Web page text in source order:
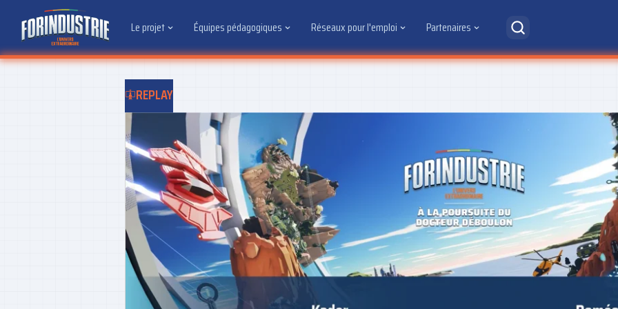
Le projet Équipes pédagogiques Réseaux pour l'emploi Partenaires
REPLAY